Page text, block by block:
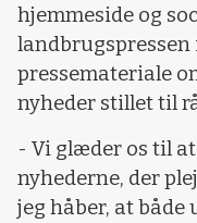
hjemmeside og
landbrugspressen
pressemateriale
nyheder stillet til
- Vi glæder os til
nyhederne, der
jeg håber, at både